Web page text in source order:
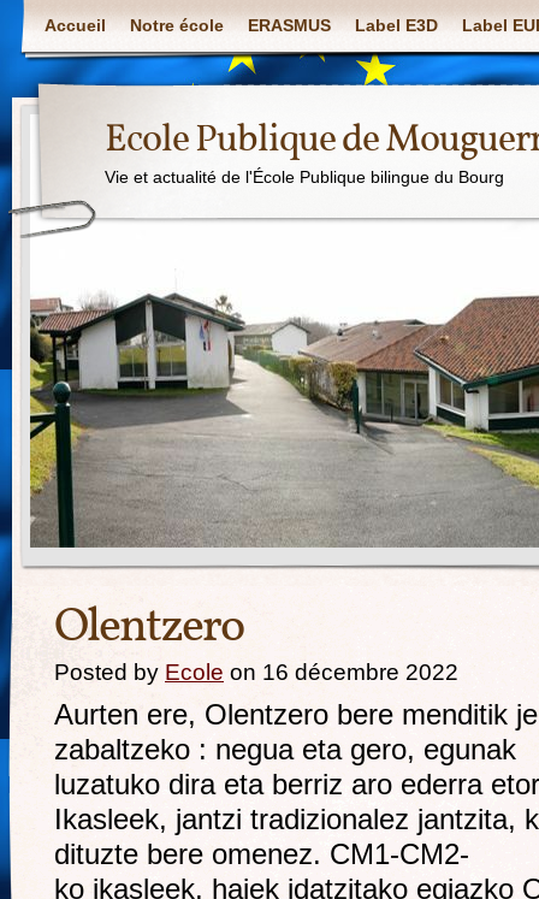
Accueil Notre école ERASMUS Label E3D Label
Ecole Publique de
Vie et actualité de l'École Publique bilingue du Bourg
Olentzero
Posted by Ecole on 16 décembre 2022
Aurten ere, Olentzero bere menditik
zabaltzeko : negua eta gero, egunak
luzatuko dira eta berriz aro ederra
Ikasleek, jantzi tradizionalez jantzita,
dituzte bere omenez. CM1-CM2-
ko ikasleek, haiek idatzitako egiazko